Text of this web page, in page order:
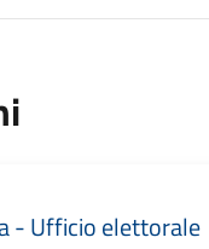
- Ufficio elettorale